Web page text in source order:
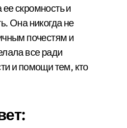
скромность и
Она никогда не
почестям и
все ради
и помощи тем, кто